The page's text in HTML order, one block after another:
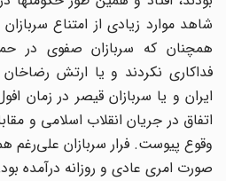
شاهد موارد زیادی از امتناع
همچنان که سربازان صفوی در
فداکاری نکردند و یا ارتش رضاخان
ایران و یا سربازان قیصر در زمان
اتفاق در جریان انقلاب اسلامی و
وقوع پیوست. فرار سربازان علی‌رغم
صورت امری عادی و روزانه درآمده بود.